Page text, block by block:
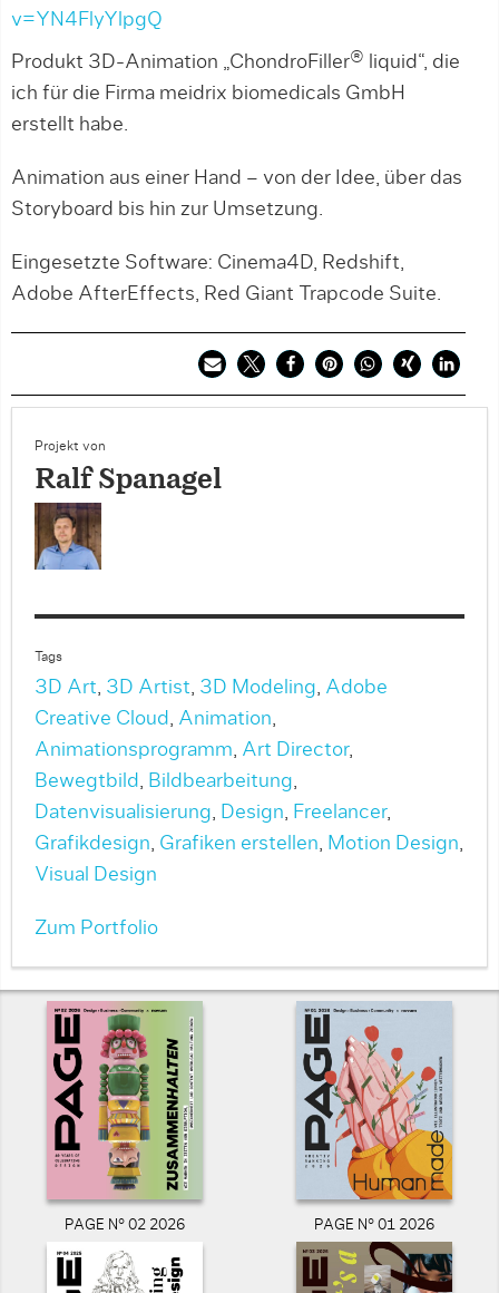
v=YN4FlyYlpgQ
Produkt 3D-Animation „ChondroFiller® liquid“, die
ich für die Firma meidrix biomedicals GmbH
erstellt habe.
Animation aus einer Hand – von der Idee, über das
Storyboard bis hin zur Umsetzung.
Eingesetzte Software: Cinema4D, Redshift,
Adobe AfterEffects, Red Giant Trapcode Suite.
Projekt von
Ralf Spanagel
Tags
3D Art, 3D Artist, 3D Modeling, Adobe
Creative Cloud, Animation,
Animationsprogramm, Art Director,
Bewegtbild, Bildbearbeitung,
Datenvisualisierung, Design, Freelancer,
Grafikdesign, Grafiken erstellen, Motion Design,
Visual Design
Zum Portfolio
PAGE N° 02 2026 PAGE N° 01 2026